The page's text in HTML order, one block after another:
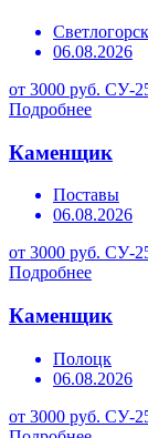
Светлогорск
06.08.2026
от 3000 руб. СУ-
Подробнее
Каменщик
Поставы
06.08.2026
от 3000 руб. СУ-
Подробнее
Каменщик
Полоцк
06.08.2026
от 3000 руб. СУ-